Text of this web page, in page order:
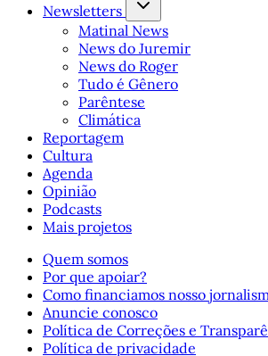
Newsletters
Matinal News
News do Juremir
News do Roger
Tudo é Gênero
Parêntese
Climática
Reportagem
Cultura
Agenda
Opinião
Podcasts
Mais projetos
Quem somos
Por que apoiar?
Como financiamos nosso
Anuncie conosco
Política de Correções e
Política de privacidade